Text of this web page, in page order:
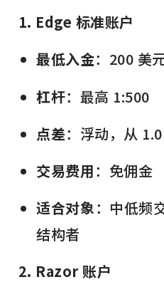
1. Edge 标准账户
最低入金：200 美
杠杆：最高 1:500
点差：浮动，从
交易费用：免佣金
适合对象：中低频
结构者
2. Razor 账户